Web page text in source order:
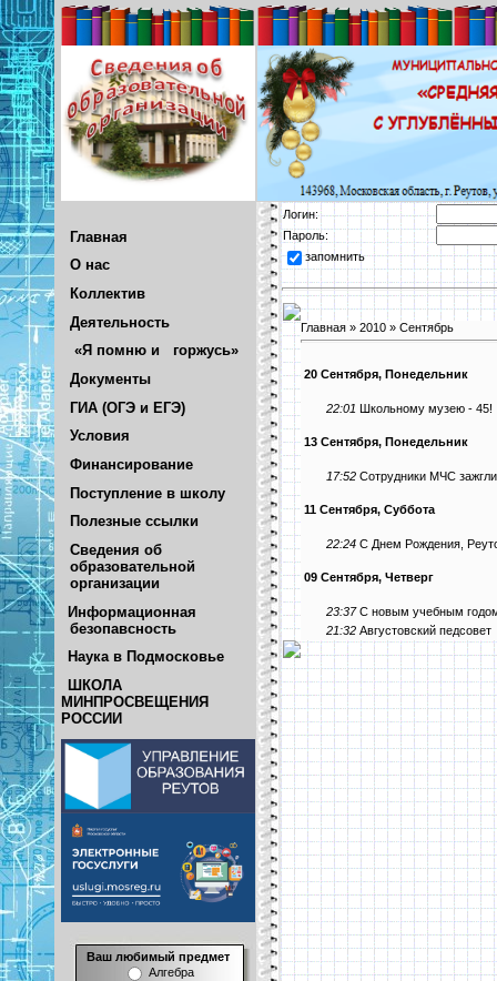
Главная
О нас
Коллектив
Деятельность
«Я помню и горжусь»
Документы
ГИА (ОГЭ и ЕГЭ)
Условия
Финансирование
Поступление в школу
Полезные ссылки
Сведения об
образовательной
организации
Информационная
безопавсность
Наука в Подмосковье
ШКОЛА
МИНПРОСВЕЩЕНИЯ
РОССИИ
Ваш любимый предмет
Алгебра
Логин:
Пароль:
запомнить
Главная » 2010 » Сентябрь
20 Сентября, Понедельник
22:01 Школьному музею - 45!
13 Сентября, Понедельник
17:52 Сотрудники МЧС
11 Сентября, Суббота
22:24 С Днем Рождения,
09 Сентября, Четверг
23:37 С новым учебным
21:32 Августовский педсовет